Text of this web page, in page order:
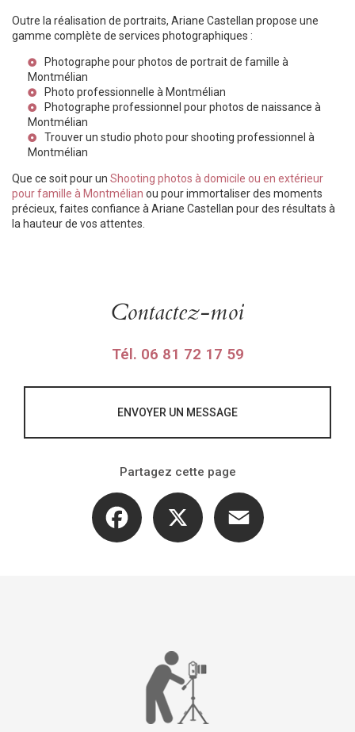
Outre la réalisation de portraits, Ariane Castellan propose une
gamme complète de services photographiques :
Photographe pour photos de portrait de famille à
Montmélian
Photo professionnelle à Montmélian
Photographe professionnel pour photos de naissance à
Montmélian
Trouver un studio photo pour shooting professionnel à
Montmélian
Que ce soit pour un Shooting photos à domicile ou en extérieur
pour famille à Montmélian ou pour immortaliser des moments
précieux, faites confiance à Ariane Castellan pour des résultats à
la hauteur de vos attentes.
Contactez-moi
Tél. 06 81 72 17 59
ENVOYER UN MESSAGE
Partagez cette page
Facebook